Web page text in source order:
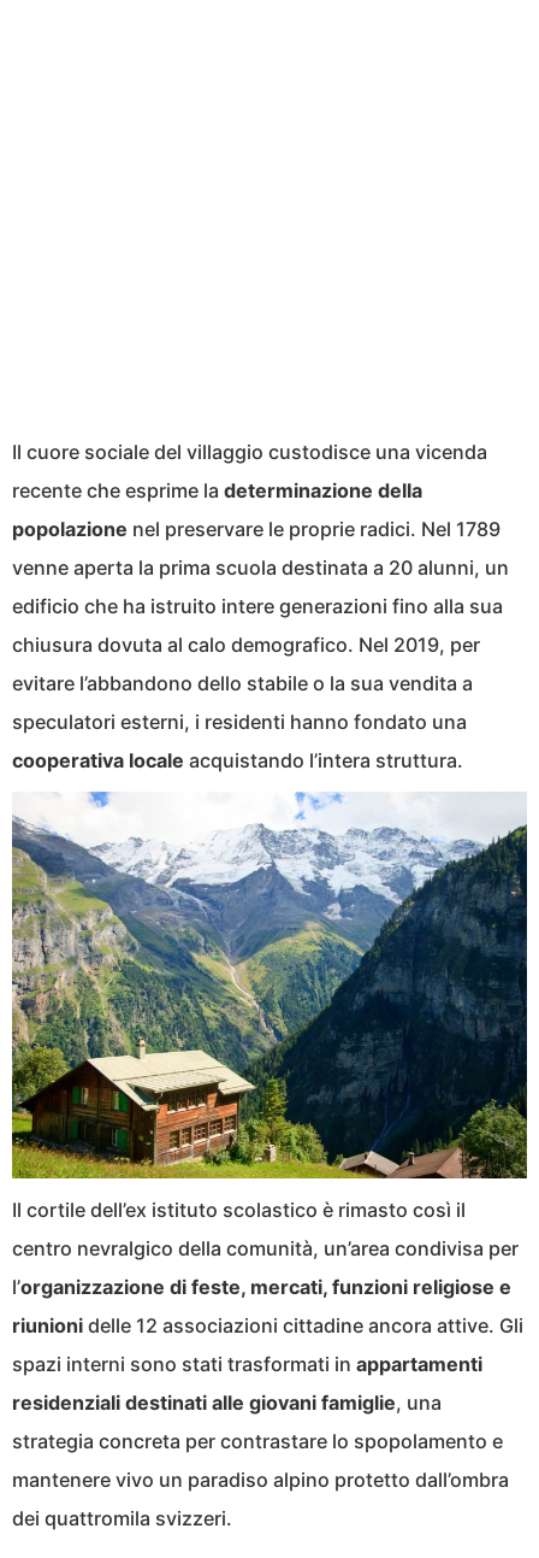
Il cuore sociale del villaggio custodisce una vicenda
recente che esprime la determinazione della
popolazione nel preservare le proprie radici. Nel 1789
venne aperta la prima scuola destinata a 20 alunni, un
edificio che ha istruito intere generazioni fino alla sua
chiusura dovuta al calo demografico. Nel 2019, per
evitare l’abbandono dello stabile o la sua vendita a
speculatori esterni, i residenti hanno fondato una
cooperativa locale acquistando l’intera struttura.
Il cortile dell’ex istituto scolastico è rimasto così il
centro nevralgico della comunità, un’area condivisa per
l’organizzazione di feste, mercati, funzioni religiose e
riunioni delle 12 associazioni cittadine ancora attive. Gli
spazi interni sono stati trasformati in appartamenti
residenziali destinati alle giovani famiglie, una
strategia concreta per contrastare lo spopolamento e
mantenere vivo un paradiso alpino protetto dall’ombra
dei quattromila svizzeri.